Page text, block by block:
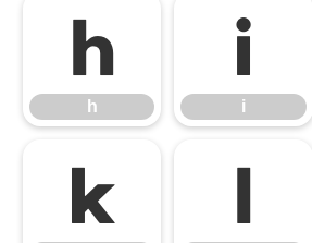
h
h
i
i
k l